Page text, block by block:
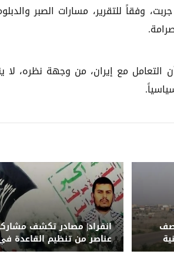
وفقاً للتقرير، مسارات الصبر
التعامل مع إيران، من وجهة نظره، لا
انفراد| مصادر تكشف
عناصر من تنظيم القاعدة
الهجوم الحوثي على معسكر